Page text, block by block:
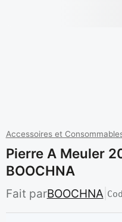
Accessoires et
Pierre A Meuler
BOOCHNA
Fait parBOOCHNA|